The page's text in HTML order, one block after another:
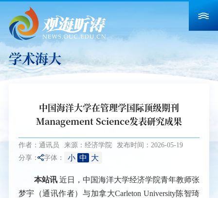
学术海大
中国海洋大学在管理学国际顶级期刊
Management Science发表研究成果
作者：通讯员 来源：经济学院 发布时间：2026-05-19
分享： 字体： 小 中 大
本站讯 近日，中国海洋大学经济学院青年教师张
梦宇（通讯作者）与加拿大Carleton University陈智琦